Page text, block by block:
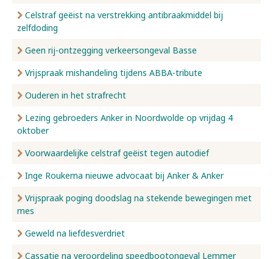
Celstraf geëist na verstrekking antibraakmiddel bij
zelfdoding
Geen rij-ontzegging verkeersongeval Basse
Vrijspraak mishandeling tijdens ABBA-tribute
Ouderen in het strafrecht
Lezing gebroeders Anker in Noordwolde op vrijdag 4
oktober
Voorwaardelijke celstraf geëist tegen autodief
Inge Roukema nieuwe advocaat bij Anker & Anker
Vrijspraak poging doodslag na stekende bewegingen met
mes
Geweld na liefdesverdriet
Cassatie na veroordeling speedbootongeval Lemmer